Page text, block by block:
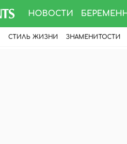
НОВОСТИ
СТИЛЬ ЖИЗНИ ЗНАМЕНИТОСТИ